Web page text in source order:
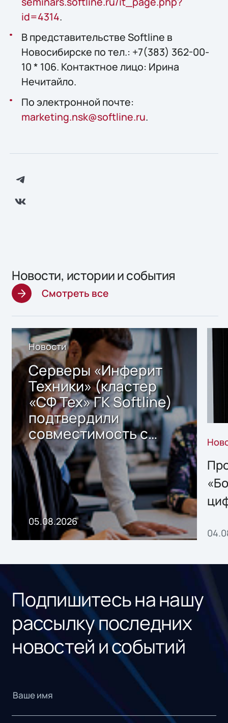
id=4314.
В представительстве Softline в
Новосибирске по тел.: +7(383) 362-00-
10 * 106. Контактное лицо: Ирина
Нечитайло.
По электронной почте:
marketing.nsk@softline.ru.
Новости, истории и события
Смотреть все
Новости
Серверы «Инферит
Техники» (кластер
«СФ Тех» ГК Softline)
подтвердили
совместимость с
решением Sharx
Storage 2.x для
хранения данных
05.08.2026
Подпишитесь на нашу
рассылку последних
новостей и событий